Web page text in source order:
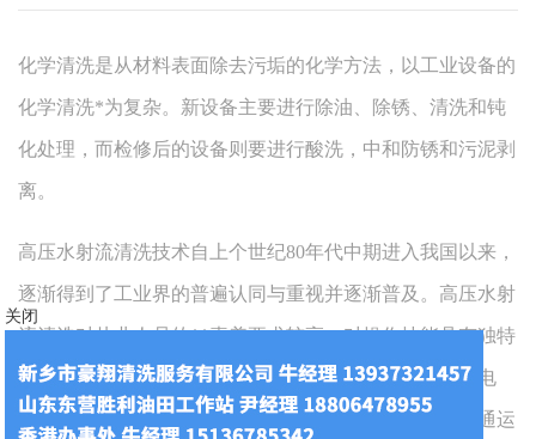
化学清洗是从材料表面除去污垢的化学方法，以工业设备的
化学清洗*为复杂。新设备主要进行除油、除锈、清洗和钝
化处理，而检修后的设备则要进行酸洗，中和防锈和污泥剥
离。
高压水射流清洗技术自上个世纪80年代中期进入我国以来，
逐渐得到了工业界的普遍认同与重视并逐渐普及。高压水射
流清洗对从业人员的**素养要求较高，对操作技能具有独特
的要求。工业设备清洗技术已涉及石油、化工、冶金、电
力、电子、通讯、机械、印染、纺织、食品、制药、交通运
关闭